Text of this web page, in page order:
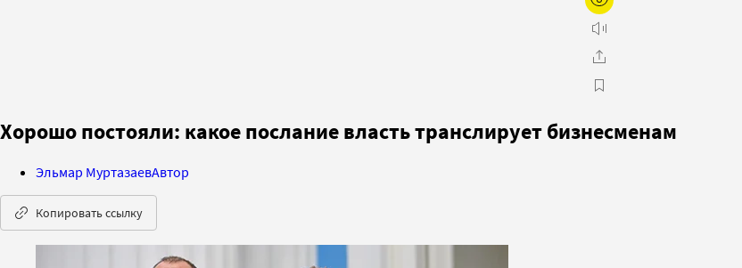
Хорошо постояли: какое послание власть транслирует бизнесменам
Эльмар МуртазаевАвтор
Копировать ссылку